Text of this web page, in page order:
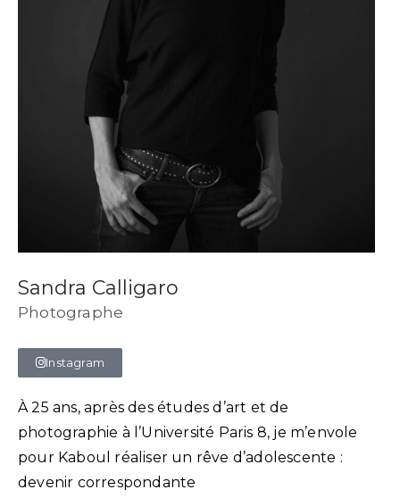
Sandra Calligaro
Photographe
Instagram
À 25 ans, après des études d’art et de
photographie à l’Université Paris 8, je m’envole
pour Kaboul réaliser un rêve d’adolescente :
devenir correspondante